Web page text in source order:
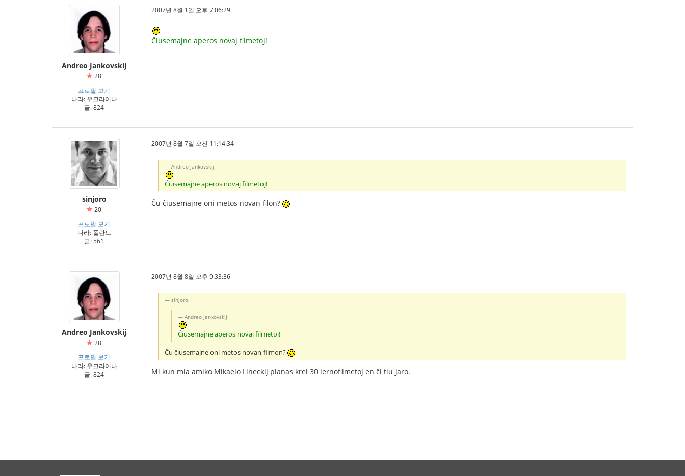
Andreo Jankovskij
28
프로필 보기
나라: 우크라이나
글: 824
2007년 8월 1일 오후 7:06:29
Ĉiusemajne aperos novaj filmetoj!
sinjoro
20
프로필 보기
나라: 폴란드
글: 561
2007년 8월 7일 오전 11:14:34
Andreo Jankovskij:
Ĉiusemajne aperos novaj filmetoj!
Ĉu ĉiusemajne oni metos novan filon?
Andreo Jankovskij
28
프로필 보기
나라: 우크라이나
글: 824
2007년 8월 8일 오후 9:33:36
sinjoro:
Andreo Jankovskij:
Ĉiusemajne aperos novaj filmetoj!
Ĉu ĉiusemajne oni metos novan filmon?
Mi kun mia amiko Mikaelo Lineckij planas krei 30 lernofilmetoj en ĉi tiu jaro.